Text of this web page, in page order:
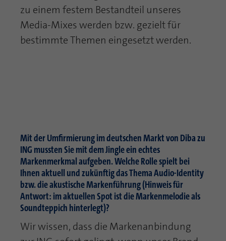
zu einem festem Bestandteil unseres
Media-Mixes werden bzw. gezielt für
bestimmte Themen eingesetzt werden.
Mit der Umfirmierung im deutschen Markt von Diba zu
ING mussten Sie mit dem Jingle ein echtes
Markenmerkmal aufgeben. Welche Rolle spielt bei
Ihnen aktuell und zukünftig das Thema Audio-Identity
bzw. die akustische Markenführung (Hinweis für
Antwort: im aktuellen Spot ist die Markenmelodie als
Soundteppich hinterlegt)?
Wir wissen, dass die Markenanbindung